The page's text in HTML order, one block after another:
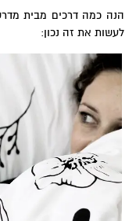
הנה כמה דרכים מבית
לעשות את זה נכון: